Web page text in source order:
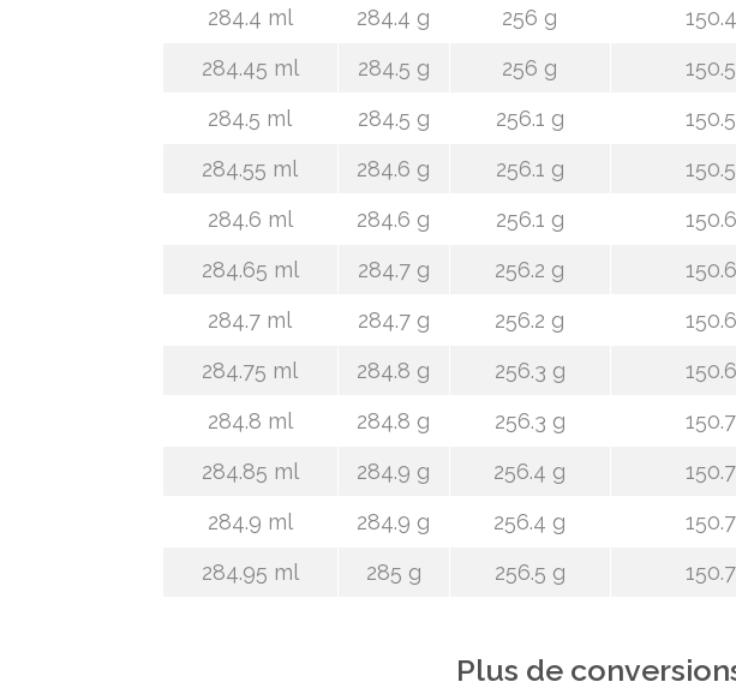
284.4 ml
284.4 g 256 g
284.45 ml
284.5 g 256 g
284.5 ml
284.5 g 256.1 g
284.55 ml
284.6 g 256.1 g
284.6 ml
284.6 g 256.1 g
284.65 ml
284.7 g 256.2 g
284.7 ml
284.7 g 256.2 g
284.75 ml
284.8 g 256.3 g
284.8 ml
284.8 g 256.3 g
284.85 ml
284.9 g 256.4 g
284.9 ml
284.9 g 256.4 g
284.95 ml
285 g 256.5 g
Plus de